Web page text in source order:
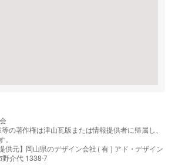
の著作権は津山瓦版または情報提供者に帰属し、
供元】岡山県のデザイン会社 ( 有 ) アド・デザイン
野介代 1338-7